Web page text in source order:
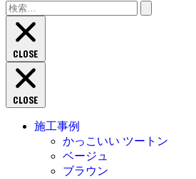
検
索:
CLOSE
CLOSE
施工事例
かっこいい ツートン
ベージュ
ブラウン